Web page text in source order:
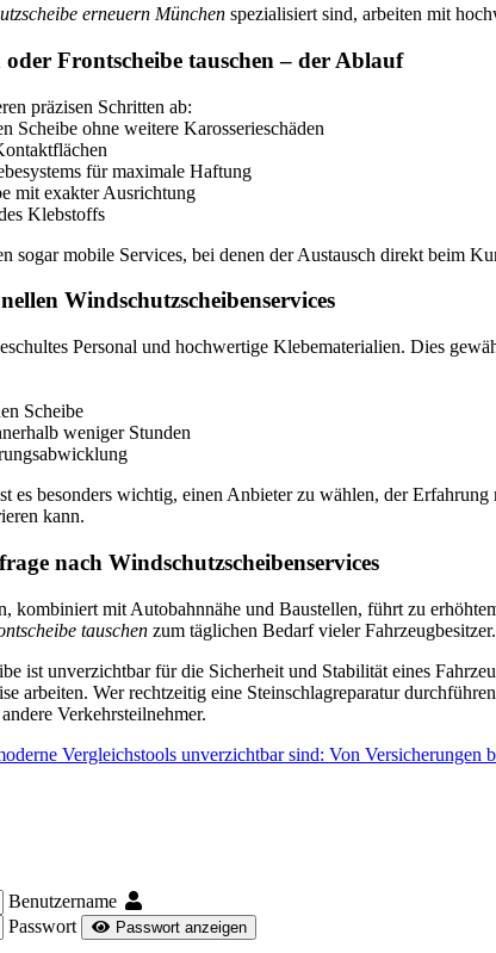
erneuern München spezialisiert sind, arbeiten mit
Frontscheibe tauschen – der Ablauf
präzisen Schritten ab:
Scheibe ohne weitere Karosserieschäden
für maximale Haftung
mit exakter Ausrichtung
Klebstoffs
sogar mobile Services, bei denen der Austausch direkt beim
Windschutzscheibenservices
Personal und hochwertige Klebematerialien. Dies
Scheibe
weniger Stunden
es besonders wichtig, einen Anbieter zu wählen, der
kann.
nach Windschutzscheibenservices
kombiniert mit Autobahnnähe und Baustellen, führt zu
tauschen zum täglichen Bedarf vieler
ist unverzichtbar für die Sicherheit und Stabilität eines
arbeiten. Wer rechtzeitig eine Steinschlagreparatur
Verkehrsteilnehmer.
Vergleichstools unverzichtbar sind: Von Versicherungen
Benutzername
Passwort
Passwort anzeigen